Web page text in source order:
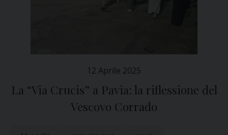
12 Aprile 2025
La “Via Crucis” a Pavia: la riflessione del
Vescovo Corrado